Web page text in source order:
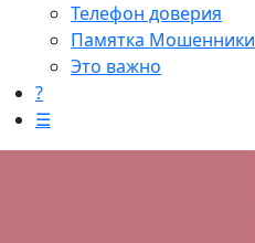
Телефон доверия
Памятка Мошенники
Это важно
?
☰